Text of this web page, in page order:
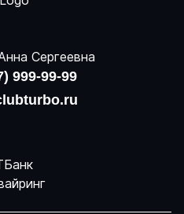
Сергеевна
999-99-99